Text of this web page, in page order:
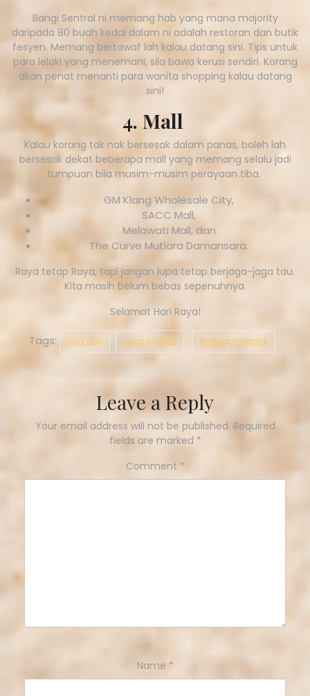
Bangi Sentral ni memang hab yang mana majority
daripada 80 buah kedai dalam ni adalah restoran dan butik
fesyen. Memang bertawaf lah kalau datang sini. Tips untuk
para lelaki yang menemani, sila bawa kerusi sendiri. Korang
akan penat menanti para wanita shopping kalau datang
sini!
4. Mall
Kalau korang tak nak bersesak dalam panas, boleh lah
bersesak dekat beberapa mall yang memang selalu jadi
tumpuan bila musim-musim perayaan tiba.
GM Klang Wholesale City,
SACC Mall,
Melawati Mall, dan
The Curve Mutiara Damansara.
Raya tetap Raya, tapi jangan lupa tetap berjaga-jaga tau.
Kita masih belum bebas sepenuhnya.
Selamat Hari Raya!
Tags: raja cuti raya aildifitri tempat menarik
Leave a Reply
Your email address will not be published. Required
fields are marked *
Comment *
Name *